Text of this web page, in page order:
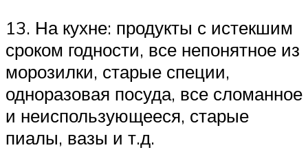
13. На кухне: продукты с истекшим
сроком годности, все непонятное из
морозилки, старые специи,
одноразовая посуда, все сломанное
и неиспользующееся, старые
пиалы, вазы и т.д.